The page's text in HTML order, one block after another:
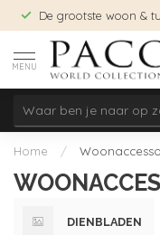
De grootste woon &
MENU
Home /
DIENBLADEN